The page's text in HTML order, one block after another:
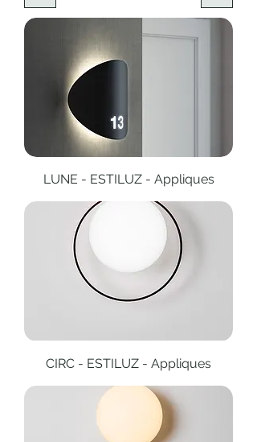
LUNE - ESTILUZ - Appliques
CIRC - ESTILUZ - Appliques